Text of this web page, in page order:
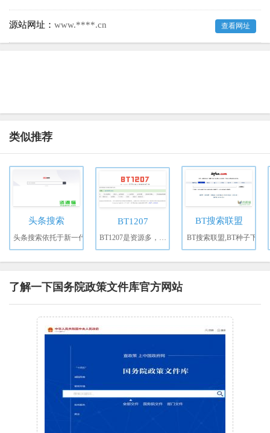
源站网址： www.****.cn 查看网址
类似推荐
头条搜索
头条搜索依托于新一代
BT1207
BT1207是资源多，更新快
BT搜索联盟
BT搜索联盟,BT种子下
了解一下国务院政策文件库官方网站